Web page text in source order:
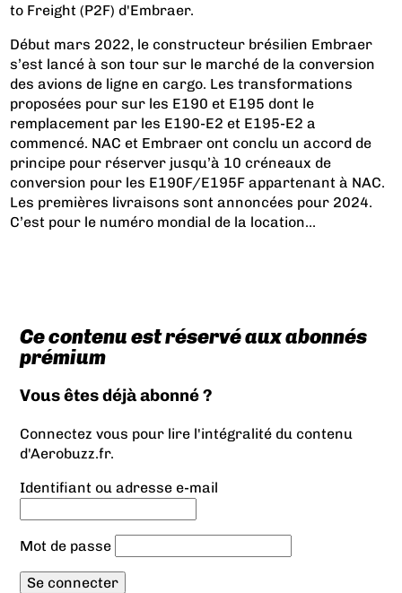
to Freight (P2F) d'Embraer.
Début mars 2022, le constructeur brésilien Embraer
s’est lancé à son tour sur le marché de la conversion
des avions de ligne en cargo. Les transformations
proposées pour sur les E190 et E195 dont le
remplacement par les E190-E2 et E195-E2 a
commencé. NAC et Embraer ont conclu un accord de
principe pour réserver jusqu’à 10 créneaux de
conversion pour les E190F/E195F appartenant à NAC.
Les premières livraisons sont annoncées pour 2024.
C’est pour le numéro mondial de la location...
Ce contenu est réservé aux abonnés
prémium
Vous êtes déjà abonné ?
Connectez vous pour lire l'intégralité du contenu
d'Aerobuzz.fr.
Identifiant ou adresse e-mail
Mot de passe